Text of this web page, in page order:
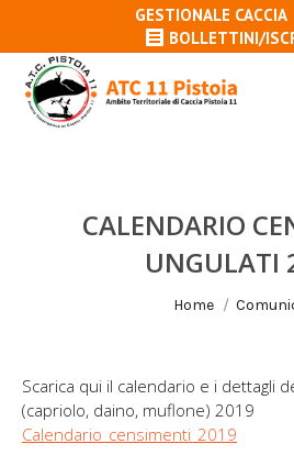
GESTIONALE CACCIA
BOLLETTINI/
CALENDARIO
UNGULATI
Tu sei qui:
Home
Scarica qui il calendario e i dettagli
(capriolo, daino, muflone) 2019
Calendario_censimenti_2019